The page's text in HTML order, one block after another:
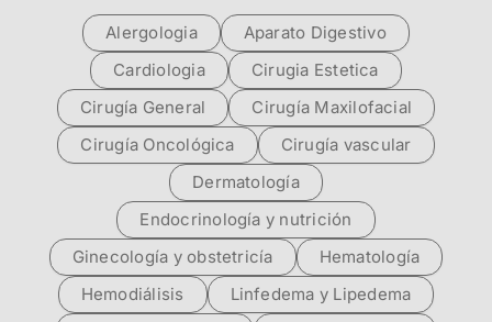
Alergologia
Aparato Digestivo
Cardiologia
Cirugia Estetica
Cirugía General
Cirugía Maxilofacial
Cirugía Oncológica
Cirugía vascular
Dermatología
Endocrinología y nutrición
Ginecología y obstetricía
Hematología
Hemodiálisis
Linfedema y Lipedema